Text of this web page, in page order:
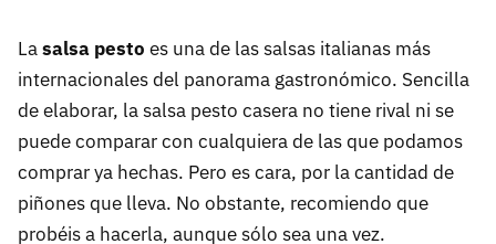
Lasalsa pesto es una de las salsas italianas más
internacionales del panorama gastronómico. Sencilla
de elaborar, la salsa pesto casera no tiene rival ni se
puede comparar con cualquiera de las que podamos
comprar ya hechas. Pero es cara, por la cantidad de
piñones que lleva. No obstante, recomiendo que
probéis a hacerla, aunque sólo sea una vez.